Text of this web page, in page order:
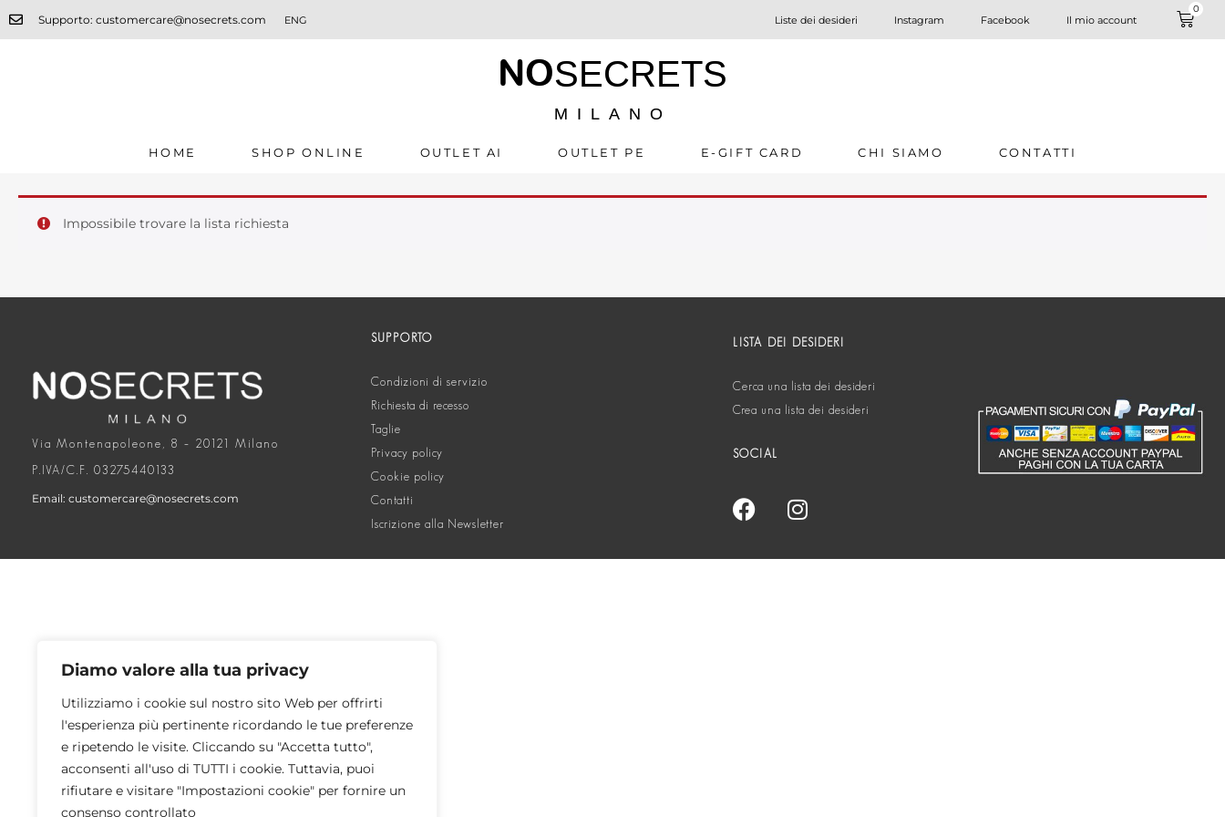
Diamo valore alla tua privacy
Utilizziamo i cookie sul nostro sito Web per offrirti
l'esperienza più pertinente ricordando le tue preferenze
e ripetendo le visite. Cliccando su "Accetta tutto",
acconsenti all'uso di TUTTI i cookie. Tuttavia, puoi
rifiutare e visitare "Impostazioni cookie" per fornire un
consenso controllato
Supporto: customercare@nosecrets.com ENG Liste dei desideri Instagram Facebook Il mio account
0
NOSECRETS
MILANO
HOME SHOP ONLINE OUTLET AI OUTLET PE E-GIFT CARD CHI SIAMO CONTATTI
Impossibile trovare la lista richiesta
Via Montenapoleone, 8 – 20121 Milano
P.IVA/C.F. 03275440133
Email: customercare@nosecrets.com
SUPPORTO
Condizioni di servizio
Richiesta di recesso
Taglie
Privacy policy
Cookie policy
Contatti
Iscrizione alla Newsletter
LISTA DEI DESIDERI
Cerca una lista dei desideri
Crea una lista dei desideri
SOCIAL